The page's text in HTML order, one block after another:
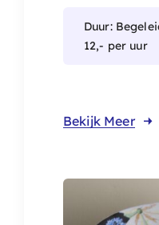
Duur:
12,- per uur
Bekijk Meer